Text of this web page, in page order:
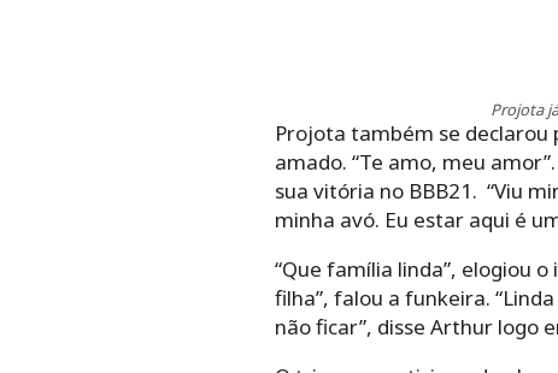
Projota
Projota também se declarou
amado. “Te amo, meu
sua vitória no BBB21. “Viu
minha avó. Eu estar aqui é
“Que família linda”, elogiou
filha”, falou a funkeira.
não ficar”, disse Arthur logo